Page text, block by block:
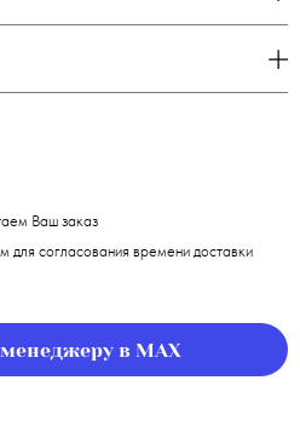
Ваш заказ
согласования времени доставки
в MAX